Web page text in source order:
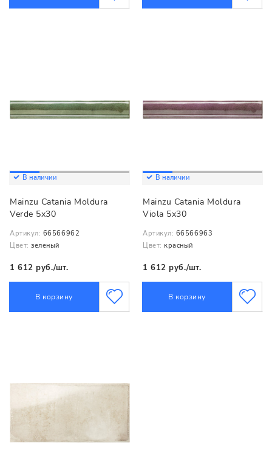
В наличии
Mainzu Catania Moldura
Verde 5х30
Артикул: 66566962
Цвет: зеленый
1 612 руб./шт.
В корзину
В наличии
Mainzu Catania Moldura
Viola 5х30
Артикул: 66566963
Цвет: красный
1 612 руб./шт.
В корзину